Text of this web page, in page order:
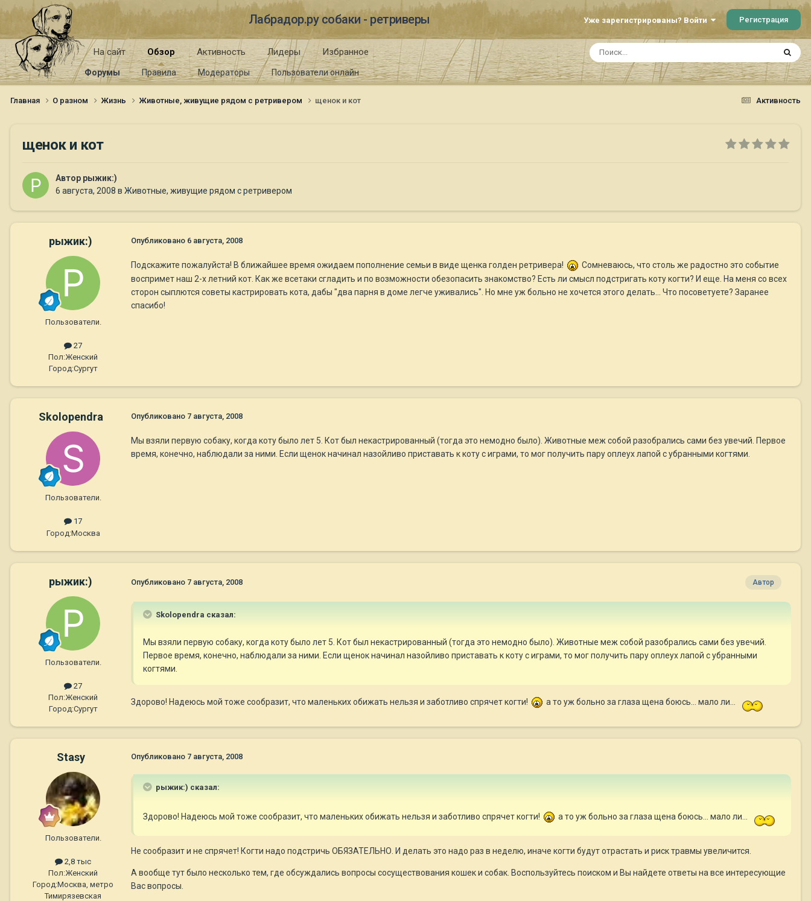
Лабрадор.ру собаки - ретриверы Уже зарегистрированы? Войти Регистрация
На сайт Обзор
Форумы Правила Модераторы Пользователи онлайн
Активность Лидеры Избранное
Активность
Главная О разном Жизнь Животные, живущие рядом с ретривером щенок и кот
щенок и кот
Автор рыжик:)
6 августа, 2008 в Животные, живущие рядом с ретривером
рыжик:)
Пользователи.
27
Пол:Женский
Город:Сургут
Опубликовано 6 августа, 2008
Подскажите пожалуйста! В ближайшее время ожидаем пополнение семьи в виде щенка голден ретривера!
Сомневаюсь, что столь же радостно это событие
воспримет наш 2-х летний кот. Как же всетаки сгладить и по возможности обезопасить знакомство? Есть ли смысл подстригать коту когти? И еще. На меня со всех
сторон сыплются советы кастрировать кота, дабы "два парня в доме легче уживались". Но мне уж больно не хочется этого делать... Что посоветуете? Заранее
спасибо!
Skolopendra
Пользователи.
17
Город:Москва
Опубликовано 7 августа, 2008
Мы взяли первую собаку, когда коту было лет 5. Кот был некастрированный (тогда это немодно было). Животные меж собой разобрались сами без увечий. Первое
время, конечно, наблюдали за ними. Если щенок начинал назойливо приставать к коту с играми, то мог получить пару оплеух лапой с убранными когтями.
рыжик:)
Пользователи.
27
Пол:Женский
Город:Сургут
Автор
Опубликовано 7 августа, 2008
Skolopendra сказал:
Мы взяли первую собаку, когда коту было лет 5. Кот был некастрированный (тогда это немодно было). Животные меж собой разобрались сами без увечий.
Первое время, конечно, наблюдали за ними. Если щенок начинал назойливо приставать к коту с играми, то мог получить пару оплеух лапой с убранными
когтями.
Здорово! Надеюсь мой тоже сообразит, что маленьких обижать нельзя и заботливо спрячет когти! а то уж больно за глаза щена боюсь... мало ли...
Stasy
Пользователи.
2,8 тыс
Пол:Женский
Город:Москва, метро
Тимирязевская
Опубликовано 7 августа, 2008
рыжик:) сказал:
Здорово! Надеюсь мой тоже сообразит, что маленьких обижать нельзя и заботливо спрячет когти! а то уж больно за глаза щена боюсь... мало ли...
Не сообразит и не спрячет! Когти надо подстричь ОБЯЗАТЕЛЬНО. И делать это надо раз в неделю, иначе когти будут отрастать и риск травмы увеличится.
А вообще тут было несколько тем, где обсуждались вопросы сосуществования кошек и собак. Воспользуйтесь поиском и Вы найдете ответы на все интересующие
Вас вопросы.